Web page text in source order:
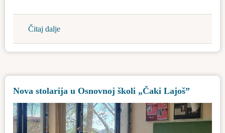
Čitaj dalje
Obnavlja
se
u
Staroj
Moravici
Nova stolarija u Osnovnoj školi „Čaki Lajoš”